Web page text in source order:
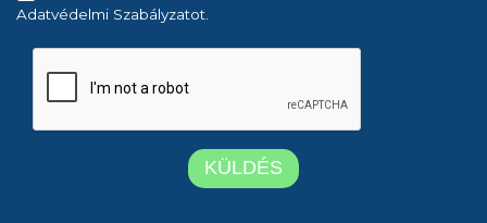
Adatvédelmi Szabályzatot.